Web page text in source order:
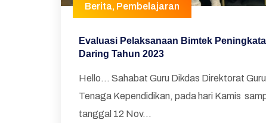
Berita, Pembelajaran
Evaluasi Pelaksanaan Bimtek
Daring Tahun 2023
Hello... Sahabat Guru Dikdas Direktorat
Tenaga Kependidikan, pada hari Kamis
tanggal 12 Nov...